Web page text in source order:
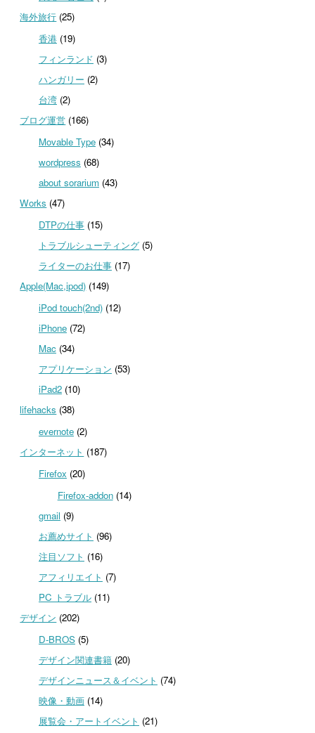
海外旅行 (25)
香港(19)
フィンランド (3)
ハンガリー (2)
台湾(2)
ブログ運営 (166)
Movable Type(34)
wordpress (68)
about sorarium(43)
Works (47)
DTPの仕事(15)
トラブルシューティング(5)
ライターのお仕事(17)
Apple(Mac,ipod) (149)
iPod touch(2nd)(12)
iPhone(72)
Mac(34)
アプリケーション (53)
iPad2(10)
lifehacks (38)
evernote(2)
インターネット (187)
Firefox (20)
Firefox-addon(14)
gmail (9)
お薦めサイト (96)
注目ソフト (16)
アフィリエイト (7)
PC トラブル(11)
デザイン (202)
D-BROS(5)
デザイン関連書籍(20)
デザインニュース＆イベント (74)
映像・動画(14)
展覧会・アートイベント (21)